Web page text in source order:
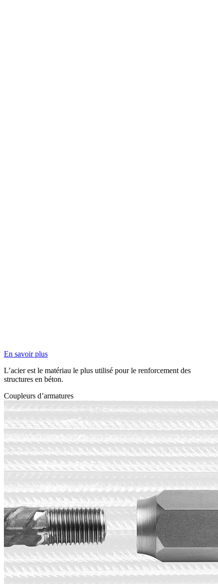
En savoir plus
L’acier est le matériau le plus utilisé pour le renforcement des
structures en béton.
Coupleurs d’armatures